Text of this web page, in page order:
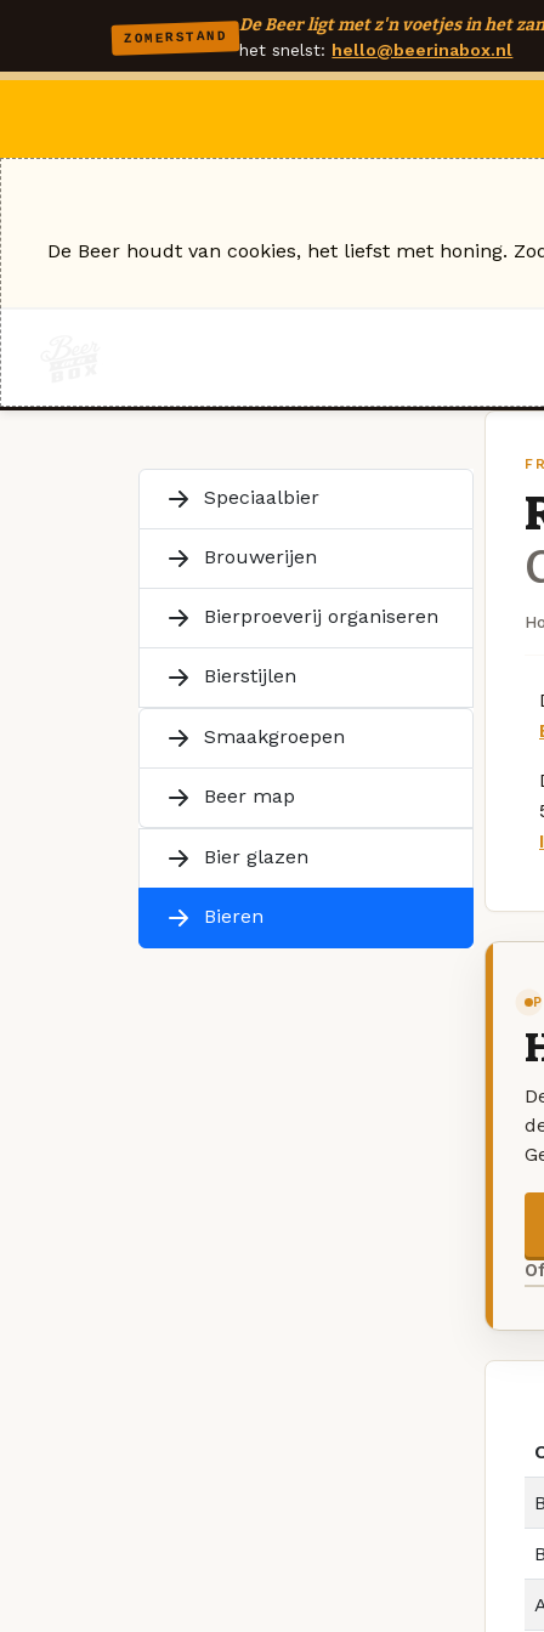
ZOMERSTAND
De Beer ligt met z'n voetjes in het
het snelst: hello@beerinabox.nl
Speciaalbier
Brouwerijen
Bierproeverij organiseren
Bierstijlen
Smaakgroepen
Beer map
Bier glazen
Bieren
De Beer houdt van cookies, het liefst met honing.